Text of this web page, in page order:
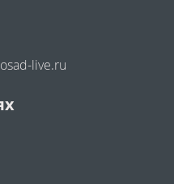
live.ru